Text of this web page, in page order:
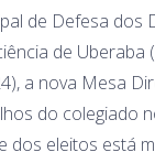
de Defesa dos
de Uberaba
a nova Mesa
do colegiado
dos eleitos está